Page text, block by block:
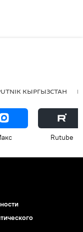
КЫРГЫЗСТАН
Rutube